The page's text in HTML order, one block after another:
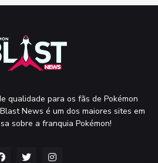
qualidade para os fãs de Pokémon
News é um dos maiores sites em
sobre a franquia Pokémon!